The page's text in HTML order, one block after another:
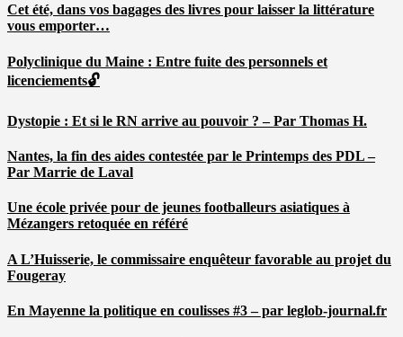
Cet été, dans vos bagages des livres pour laisser la littérature
vous emporter…
Polyclinique du Maine : Entre fuite des personnels et
licenciements🔓
Dystopie : Et si le RN arrive au pouvoir ? – Par Thomas H.
Nantes, la fin des aides contestée par le Printemps des PDL –
Par Marrie de Laval
Une école privée pour de jeunes footballeurs asiatiques à
Mézangers retoquée en référé
A L’Huisserie, le commissaire enquêteur favorable au projet du
Fougeray
En Mayenne la politique en coulisses #3 – par leglob-journal.fr